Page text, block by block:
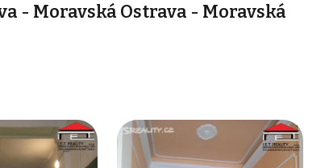
- Moravská Ostrava - Moravská